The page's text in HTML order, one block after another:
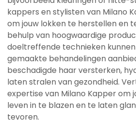
kappers en stylisten van Milano
om jouw lokken te herstellen en
behulp van hoogwaardige
doeltreffende technieken
gemaakte behandelingen
beschadigde haar versterken,
laten stralen van gezondheid.
expertise van Milano Kapper om
leven in te blazen en te laten
tevoren.